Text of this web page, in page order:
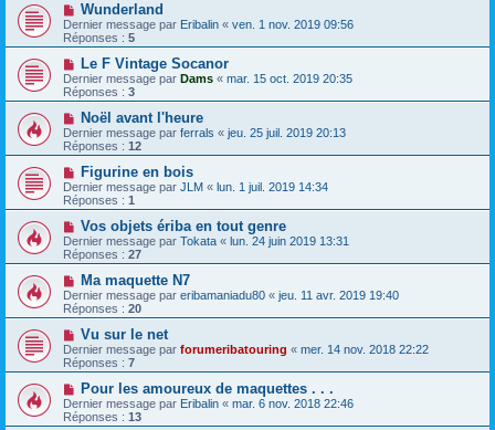
Wunderland
Dernier message par Eribalin « ven. 1 nov. 2019 09:56
Réponses : 5
Le F Vintage Socanor
Dernier message par Dams « mar. 15 oct. 2019 20:35
Réponses : 3
Noël avant l'heure
Dernier message par ferrals « jeu. 25 juil. 2019 20:13
Réponses : 12
Figurine en bois
Dernier message par JLM « lun. 1 juil. 2019 14:34
Réponses : 1
Vos objets ériba en tout genre
Dernier message par Tokata « lun. 24 juin 2019 13:31
Réponses : 27
Ma maquette N7
Dernier message par eribamaniadu80 « jeu. 11 avr. 2019 19:40
Réponses : 20
Vu sur le net
Dernier message par forumeribatouring « mer. 14 nov. 2018 22:22
Réponses : 7
Pour les amoureux de maquettes . . .
Dernier message par Eribalin « mar. 6 nov. 2018 22:46
Réponses : 13